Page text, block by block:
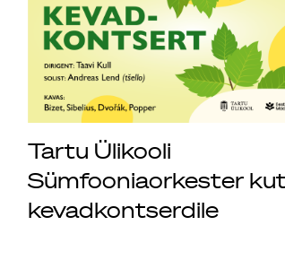
Tartu Ülikooli
Sümfooniaorkester
kevadkontserdile